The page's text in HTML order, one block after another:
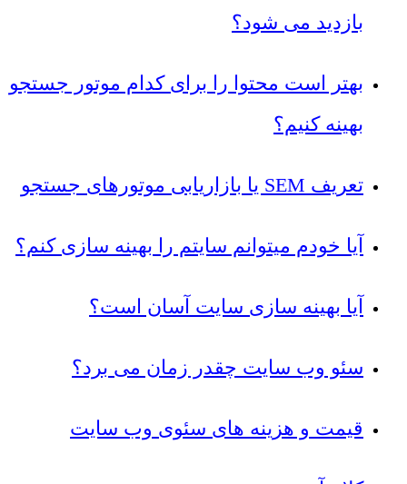
بازدید می شود؟
بهتر است محتوا را برای کدام موتور جستجو
بهینه کنیم؟
تعریف SEM یا بازاریابی موتورهای جستجو
آیا خودم میتوانم سایتم را بهینه سازی کنم؟
آیا بهینه سازی سایت آسان است؟
سئو وب سایت چقدر زمان می برد؟
قیمت و هزینه های سئوی وب سایت